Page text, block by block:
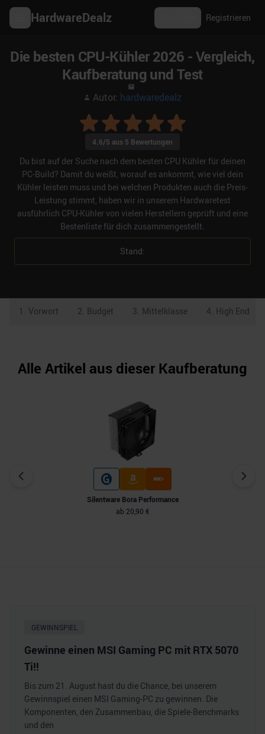
HardwareDealz Registrieren
Die besten CPU-Kühler 2026 - Vergleich,
Kaufberatung und Test
Autor: hardwaredealz
4.6/5 aus 5 Bewertungen
Du bist auf der Suche nach dem besten CPU Kühler für deinen
PC-Build? Damit du weißt, worauf es ankommt, wie viel dein
Kühler leisten muss und bei welchen Produkten auch die Preis-
Leistung stimmt, haben wir in unserem Hardwaretest
ausführlich CPU-Kühler von vielen Herstellern geprüft und eine
Bestenliste für dich zusammengestellt.
Stand:
1 . Vorwort 2. Budget 3. Mittelklasse 4. High End
Alle Artikel aus dieser Kaufberatung
Silentware Bora Performance
ab 20,90 €
GEWINNSPIEL
Gewinne einen MSI Gaming PC mit RTX 5070
Ti!!
Bis zum 21. August hast du die Chance, bei unserem
Gewinnspiel einen MSI Gaming-PC zu gewinnen. Die
Komponenten, den Zusammenbau, die Spiele-Benchmarks
und den